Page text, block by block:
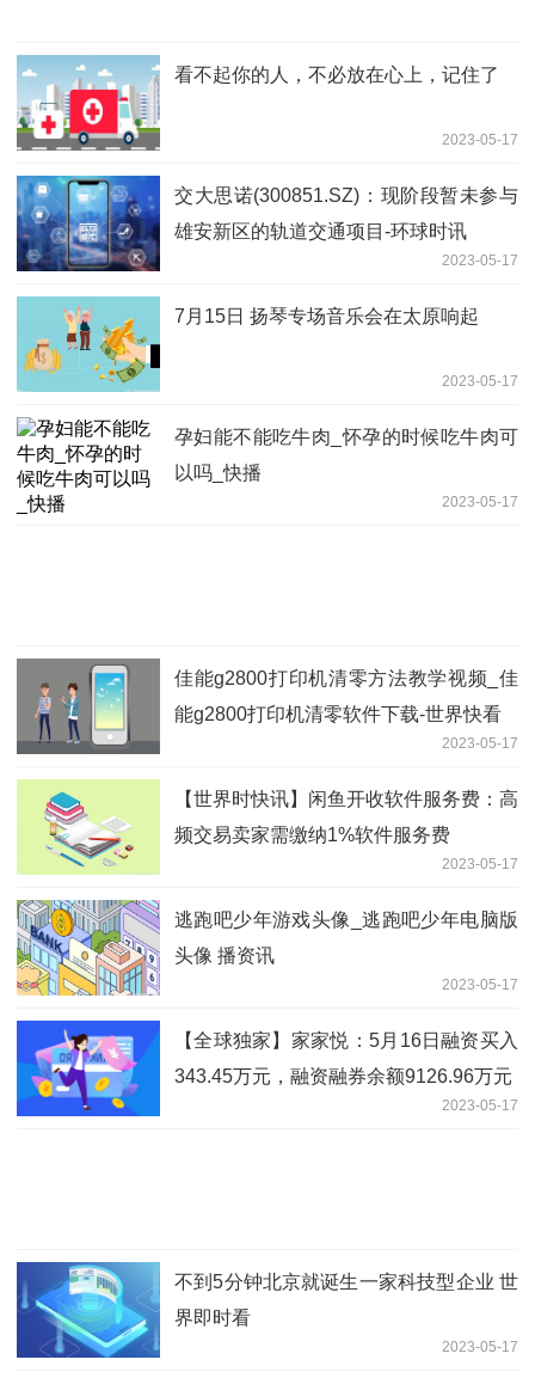
看不起你的人，不必放在心上，记住了
2023-05-17
交大思诺(300851.SZ)：现阶段暂未参与
雄安新区的轨道交通项目-环球时讯
2023-05-17
7月15日 扬琴专场音乐会在太原响起
2023-05-17
孕妇能不能吃牛肉_怀孕的时候吃牛肉可
以吗_快播
2023-05-17
佳能g2800打印机清零方法教学视频_佳
能g2800打印机清零软件下载-世界快看
2023-05-17
【世界时快讯】闲鱼开收软件服务费：高
频交易卖家需缴纳1%软件服务费
2023-05-17
逃跑吧少年游戏头像_逃跑吧少年电脑版
头像 播资讯
2023-05-17
【全球独家】家家悦：5月16日融资买入
343.45万元，融资融券余额9126.96万元
2023-05-17
不到5分钟北京就诞生一家科技型企业 世
界即时看
2023-05-17